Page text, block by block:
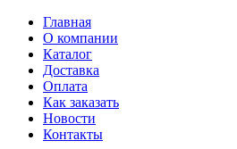
Главная
О компании
Каталог
Доставка
Оплата
Как заказать
Новости
Контакты